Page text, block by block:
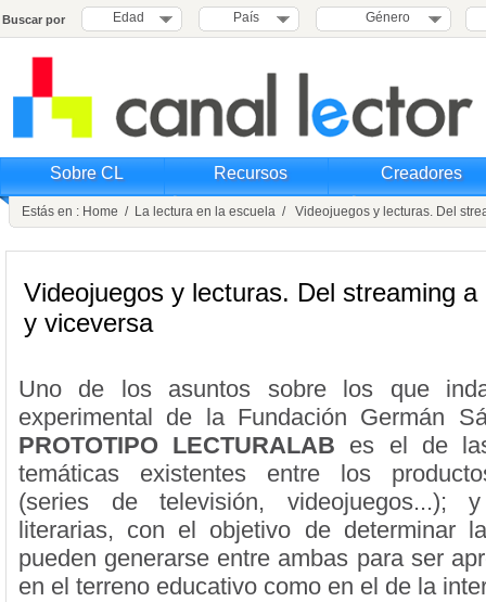
Buscar por Edad País Género
Sobre CL Recursos Creadores
Estás en : Home / La lectura en la escuela / Videojuegos y lecturas. Del
Videojuegos y lecturas. Del streaming a
y viceversa
Uno de los asuntos sobre los que
experimental de la Fundación Germán
PROTOTIPO LECTURALAB es el de
temáticas existentes entre los
(series de televisión, videojuegos...);
literarias, con el objetivo de determinar
pueden generarse entre ambas para ser
en el terreno educativo como en el de la